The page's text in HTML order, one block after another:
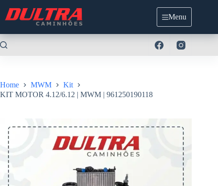
para
Menu
Home MWM
Kit
KIT MOTOR 4.12/6.12 | MWM | 961250190118